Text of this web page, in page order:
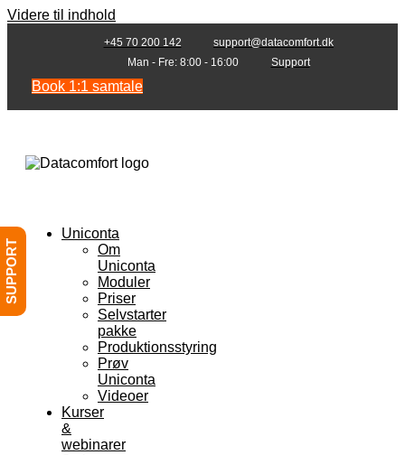
Videre til indhold
+45 70 200 142
support@datacomfort.dk
Man - Fre: 8:00 - 16:00
Support
Book 1:1 samtale
Uniconta
Om
Uniconta
Moduler
Priser
Selvstarter
pakke
Produktionsstyring
Prøv
Uniconta
Videoer
Kurser
&
webinarer
SUPPORT